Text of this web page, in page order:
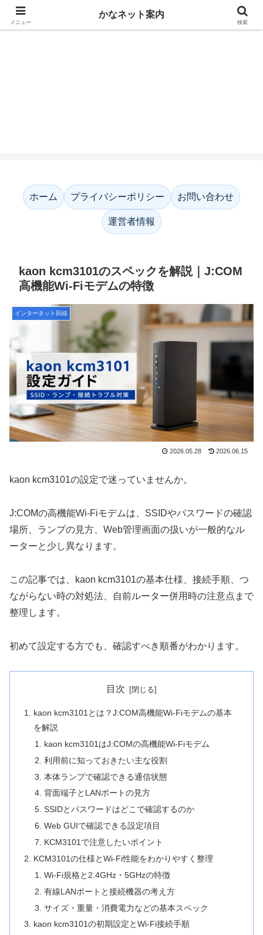
ホーム プライバシーポリシー お問い合わせ
運営者情報
kaon kcm3101のスペックを解説｜J:COM
高機能Wi-Fiモデムの特徴
インターネット回線
2026.05.28 2026.06.15
kaon kcm3101の設定で迷っていませんか。
J:COMの高機能Wi-Fiモデムは、SSIDやパスワードの確認
場所、ランプの見方、Web管理画面の扱いが一般的なル
ーターと少し異なります。
この記事では、kaon kcm3101の基本仕様、接続手順、つ
ながらない時の対処法、自前ルーター併用時の注意点まで
整理します。
初めて設定する方でも、確認すべき順番がわかります。
目次
kaon kcm3101とは？J:COM高機能Wi-Fiモデムの基本
を解説
kaon kcm3101はJ:COMの高機能Wi-Fiモデム
利用前に知っておきたい主な役割
本体ランプで確認できる通信状態
背面端子とLANポートの見方
SSIDとパスワードはどこで確認するのか
Web GUIで確認できる設定項目
KCM3101で注意したいポイント
KCM3101の仕様とWi-Fi性能をわかりやすく整理
Wi-Fi規格と2.4GHz・5GHzの特徴
有線LANポートと接続機器の考え方
サイズ・重量・消費電力などの基本スペック
kaon kcm3101の初期設定とWi-Fi接続手順
メニュー
かなネット案内
検索